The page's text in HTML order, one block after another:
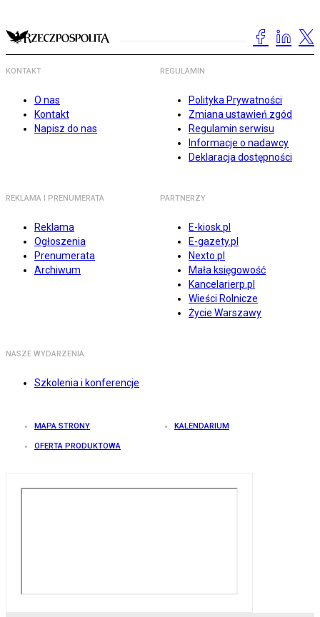
KONTAKT
O nas
Kontakt
Napisz do nas
REGULAMIN
Polityka Prywatności
Zmiana ustawień zgód
Regulamin serwisu
Informacje o nadawcy
Deklaracja dostępności
REKLAMA I PRENUMERATA
Reklama
Ogłoszenia
Prenumerata
Archiwum
PARTNERZY
E-kiosk.pl
E-gazety.pl
Nexto.pl
Mała księgowość
Kancelarierp.pl
Wieści Rolnicze
Życie Warszawy
NASZE WYDARZENIA
Szkolenia i konferencje
MAPA STRONY KALENDARIUM
OFERTA PRODUKTOWA